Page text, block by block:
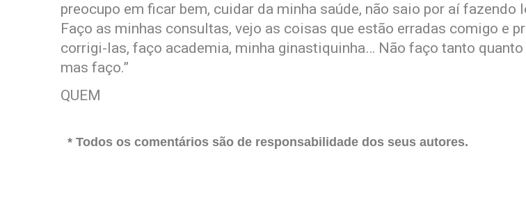
preocupo em ficar bem, cuidar da minha saúde, não saio por aí fazendo
Faço as minhas consultas, vejo as coisas que estão erradas comigo e
corrigi-las, faço academia, minha ginastiquinha… Não faço tanto quanto
mas faço.”
QUEM
* Todos os comentários são de responsabilidade dos seus autores.